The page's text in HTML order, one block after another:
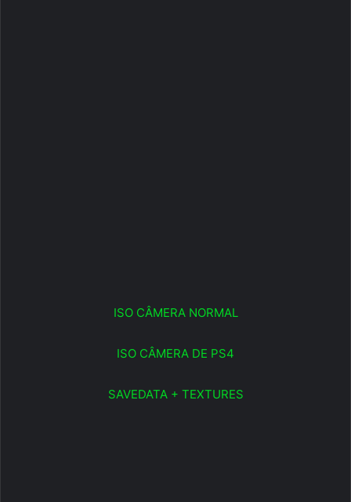
ISO CÂMERA NORMAL
ISO CÂMERA DE PS4
SAVEDATA + TEXTURES